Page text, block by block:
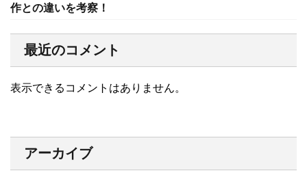
作との違いを考察！
最近のコメント
表示できるコメントはありません。
アーカイブ